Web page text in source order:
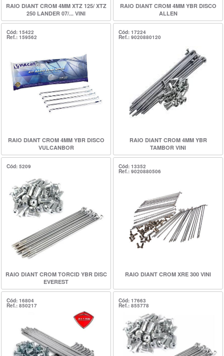
RAIO DIANT CROM 4MM XTZ 125/ XTZ
250 LANDER 07/... VINI
RAIO DIANT CROM 4MM YBR DISCO
ALLEN
Cód: 15422
Ref.: 159562
RAIO DIANT CROM 4MM YBR DISCO
VULCANBOR
Cód: 17224
Ref.: 9020880120
RAIO DIANT CROM 4MM YBR
TAMBOR VINI
Cód: 5209
RAIO DIANT CROM TORCID YBR DISC
EVEREST
Cód: 13352
Ref.: 9020880506
RAIO DIANT CROM XRE 300 VINI
Cód: 16804
Ref.: 850217
Cód: 17663
Ref.: 855778